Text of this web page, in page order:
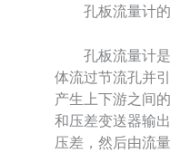
孔板流量计的
孔板流量计是
体流过节流孔并
产生上下游之间
和压差变送器输
压差，然后由流